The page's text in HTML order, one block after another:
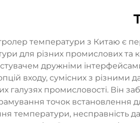
температури з Китаю є
для різних промислових та
дружніми
входу, сумісних з
галузях промисловості. Він
точок встановлення
температури, несправність